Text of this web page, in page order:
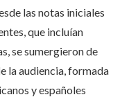
las notas iniciales
que incluían
se sumergieron de
la audiencia, formada
y españoles